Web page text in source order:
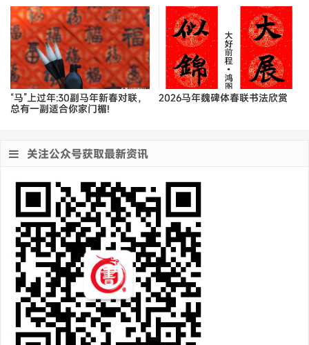
“马”上过年:30副马年新春对联，
总有一副适合你家门楣!
2026马年魏碑体春联书法欣赏
关注公众号获取最新资讯